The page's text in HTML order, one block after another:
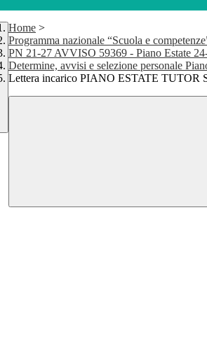
Home >
Programma nazionale “Scuola e
PN 21-27 AVVISO 59369 - Piano Estate
Determine, avvisi e selezione personale
Lettera incarico PIANO ESTATE TUTOR